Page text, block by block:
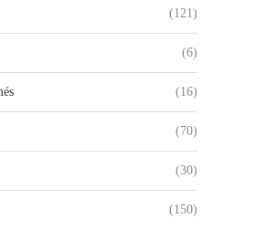
(121)
(6)
(16)
(70)
(30)
(150)